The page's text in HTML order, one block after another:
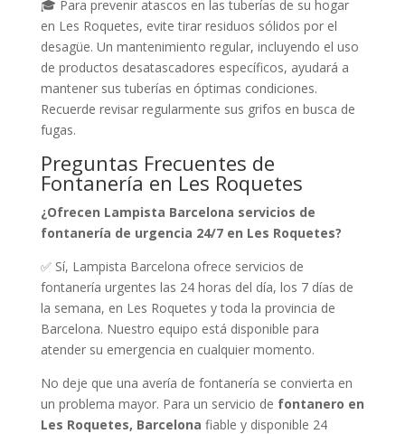
🎓 Para prevenir atascos en las tuberías de su hogar
en Les Roquetes, evite tirar residuos sólidos por el
desagüe. Un mantenimiento regular, incluyendo el uso
de productos desatascadores específicos, ayudará a
mantener sus tuberías en óptimas condiciones.
Recuerde revisar regularmente sus grifos en busca de
fugas.
Preguntas Frecuentes de
Fontanería en Les Roquetes
¿Ofrecen Lampista Barcelona servicios de
fontanería de urgencia 24/7 en Les Roquetes?
✅ Sí, Lampista Barcelona ofrece servicios de
fontanería urgentes las 24 horas del día, los 7 días de
la semana, en Les Roquetes y toda la provincia de
Barcelona. Nuestro equipo está disponible para
atender su emergencia en cualquier momento.
No deje que una avería de fontanería se convierta en
un problema mayor. Para un servicio de fontanero en
Les Roquetes, Barcelona fiable y disponible 24